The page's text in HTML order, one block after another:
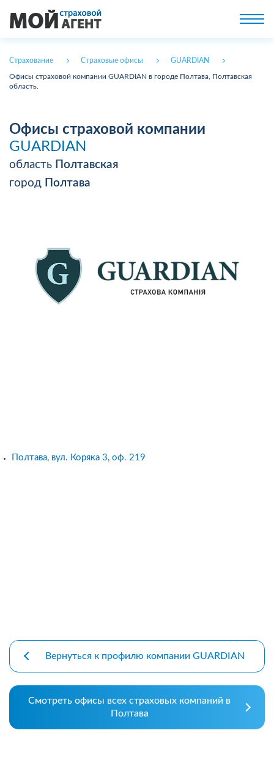
Страхование Страховые офисы GUARDIAN
Офисы страховой компании GUARDIAN в городе Полтава, Полтавская
область.
Офисы страховой компании
GUARDIAN
область Полтавская
город Полтава
Полтава, вул. Коряка 3, оф. 219
Вернуться к профилю компании GUARDIAN
Смотреть офисы всех страховых компаний в
Полтава